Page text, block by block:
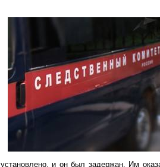
установлено, и он был задержан. Им